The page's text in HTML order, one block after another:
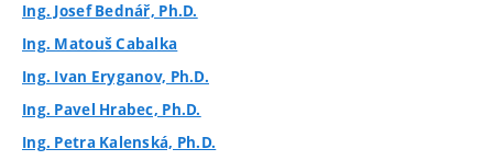
Ing. Josef Bednář, Ph.D.
Ing. Matouš Cabalka
Ing. Ivan Eryganov, Ph.D.
Ing. Pavel Hrabec, Ph.D.
Ing. Petra Kalenská, Ph.D.